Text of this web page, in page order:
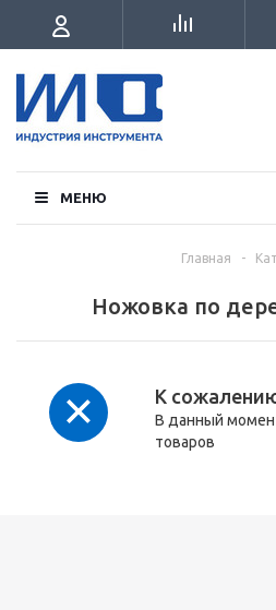
МЕНЮ
Главная -
Ножовка по
К
В данный
товаров